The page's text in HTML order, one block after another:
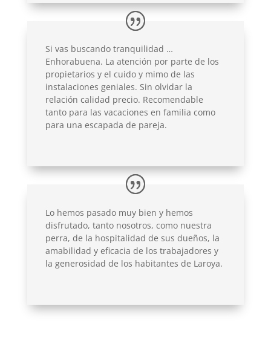
Si vas buscando tranquilidad …
Enhorabuena. La atención por parte de los
propietarios y el cuido y mimo de las
instalaciones geniales. Sin olvidar la
relación calidad precio. Recomendable
tanto para las vacaciones en familia como
para una escapada de pareja.
Lo hemos pasado muy bien y hemos
disfrutado, tanto nosotros, como nuestra
perra, de la hospitalidad de sus dueños, la
amabilidad y eficacia de los trabajadores y
la generosidad de los habitantes de Laroya.